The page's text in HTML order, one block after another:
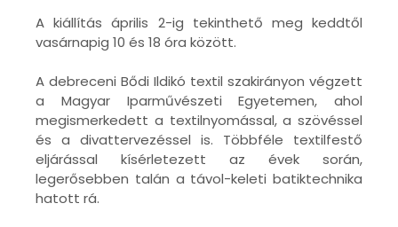
A kiállítás április 2-ig tekinthető meg keddtől
vasárnapig 10 és 18 óra között.
A debreceni Bődi Ildikó textil szakirányon végzett
a Magyar Iparművészeti Egyetemen, ahol
megismerkedett a textilnyomással, a szövéssel
és a divattervezéssel is. Többféle textilfestő
eljárással kísérletezett az évek során,
legerősebben talán a távol-keleti batiktechnika
hatott rá.